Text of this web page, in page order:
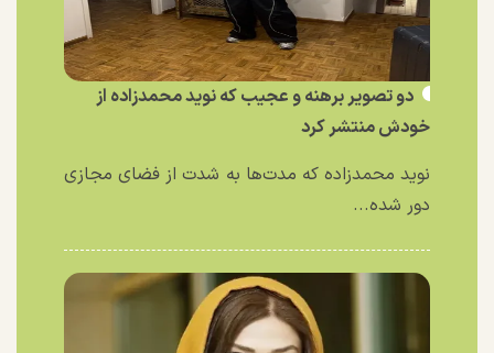
دو تصویر برهنه و عجیب که نوید محمدزاده از
خودش منتشر کرد
نوید محمدزاده که مدت‌ها به شدت از فضای مجازی
دور شده...